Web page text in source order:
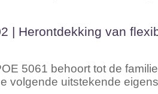
| Herontdekking van
5061 behoort tot de
volgende uitstekende